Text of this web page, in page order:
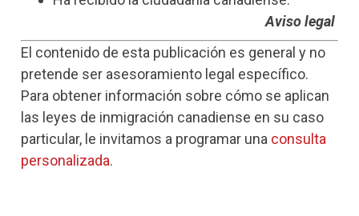
Aviso legal
El contenido de esta publicación es general y no
pretende ser asesoramiento legal específico.
Para obtener información sobre cómo se aplican
las leyes de inmigración canadiense en su caso
particular, le invitamos a programar una consulta
personalizada.